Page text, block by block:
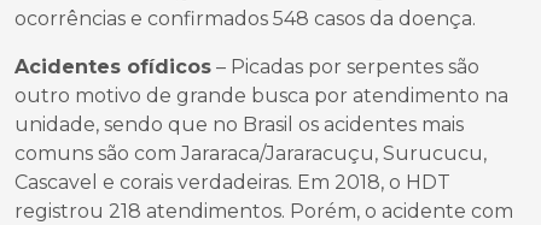
ocorrências e confirmados 548 casos da doença.
Acidentes ofídicos – Picadas por serpentes são
outro motivo de grande busca por atendimento na
unidade, sendo que no Brasil os acidentes mais
comuns são com Jararaca/Jararacuçu, Surucucu,
Cascavel e corais verdadeiras. Em 2018, o HDT
registrou 218 atendimentos. Porém, o acidente com